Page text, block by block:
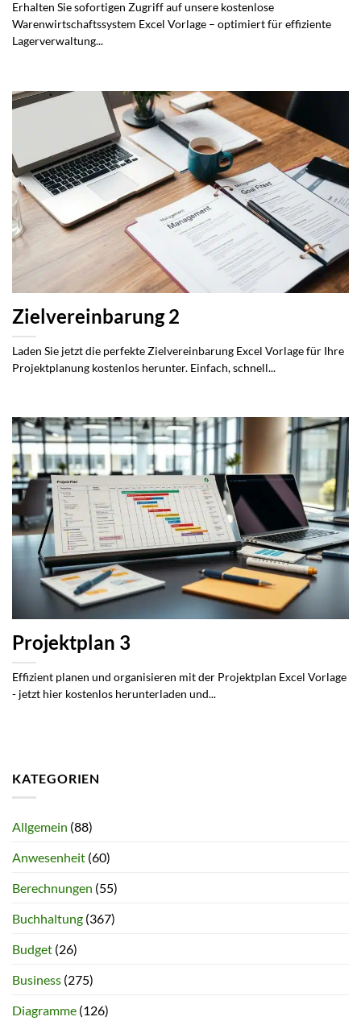
Erhalten Sie sofortigen Zugriff auf unsere kostenlose
Warenwirtschaftssystem Excel Vorlage – optimiert für effiziente
Lagerverwaltung...
Zielvereinbarung 2
Laden Sie jetzt die perfekte Zielvereinbarung Excel Vorlage für Ihre
Projektplanung kostenlos herunter. Einfach, schnell...
Projektplan 3
Effizient planen und organisieren mit der Projektplan Excel Vorlage
- jetzt hier kostenlos herunterladen und...
KATEGORIEN
Allgemein (88)
Anwesenheit (60)
Berechnungen (55)
Buchhaltung (367)
Budget (26)
Business (275)
Diagramme (126)